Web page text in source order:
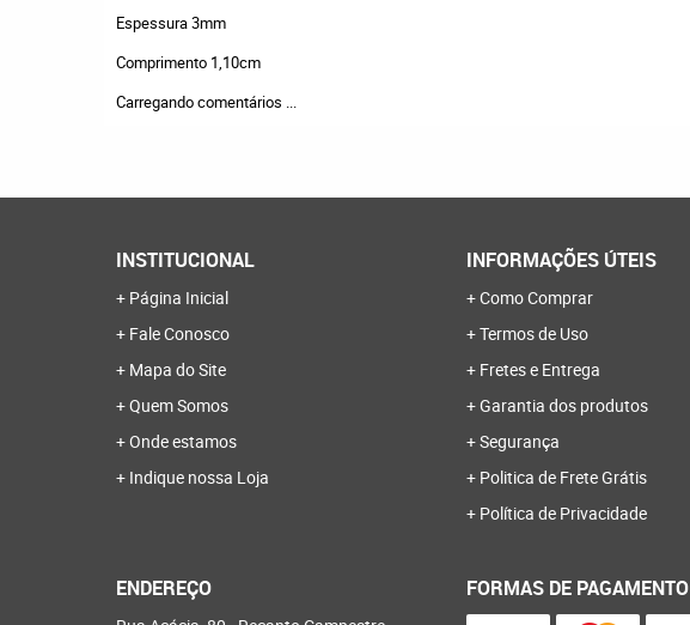
Espessura 3mm
Comprimento 1,10cm
Carregando comentários ...
INSTITUCIONAL
Página Inicial
Fale Conosco
Mapa do Site
Quem Somos
Onde estamos
Indique nossa Loja
INFORMAÇÕES ÚTEIS
Como Comprar
Termos de Uso
Fretes e Entrega
Garantia dos produtos
Segurança
Politica de Frete Grátis
Política de Privacidade
ENDEREÇO FORMAS DE PAGAMENTO